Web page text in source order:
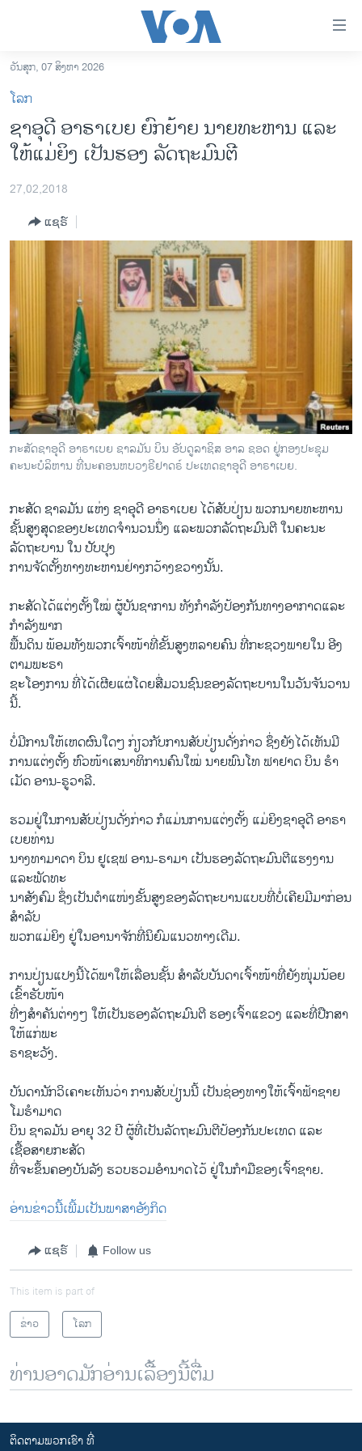
ເຂົ້າ
ຫາ
ຂ້າມ
ຂ້າມ
ຫາ
ອາເມຣິກາ
ຂ່າວ​ຈີນ
ໂລກ
ເອເຊຍ
ອິດສະຫຼະພາບດ້ານການຂ່າວ
ຊີວິດຊາວລາວ
ຊຸມຊົນຊາວລາວ
ວິທະຍາສາດ-ເທັກໂນໂລຈີ
ທຸລະກິດ
ພາສາອັງກິດ
ວີດີໂອ
ລາຍການກະຈາຍສຽງ
ລາຍງານ
ຕິດຕາມພວກເຮົາ ທີ່
ພາສາຕ່າງໆ
ວັນສຸກ, 07 ສິງຫາ 2026
ໂລກ
ຊາອຸດີ ອາຣາເບຍ ຍົກຍ້າຍ ນາຍທະຫານ ແລະ
ໃຫ້ແມ່ຍິງ ເປັນຮອງ ລັດຖະມົນຕີ
27,02,2018
ແຊຣ໌
ກະສັດຊາອຸດີ ອາຣາເບຍ ຊາລມັນ ບິນ ອັບດູລາຊິສ ອາລ ຊອດ ຢູ່ກອງປະຊຸມ
ຄະນະບໍລິຫານ ທີ່ນະຄອນຫບວງຣີຢາດຣ໌ ປະເທດຊາອຸດີ ອາຣາເບຍ.
ກະສັດ​ ຊາລມັນ ແຫ່ງ ຊາ​ອຸ​ດີ ອາ​ຣາ​ເບຍ ​ໄດ້​ສັບ​ປ່ຽນ ​ພວກ​ນາຍ​ທະຫານ
ຊັ້ນ​ສູງ​ສຸດ​ຂອງປະເທດຈຳນວນ​ນຶ່ງ ແລະ​ພວກ​ລັດຖະມົນ​ຕີ ໃນຄະນະ​
ລັດຖະບານ ​ໃນ​ ປັບປຸງ
ການຈັດຕັ້ງທາງທະຫານຢ່າງ​ກວ້າງຂວາງນັ້ນ.
ກະສັດ​ໄດ້​ແຕ່ງຕັ້ງໃໝ່ ຜູ້ບັນຊາການ ທັງກຳລັງ​ປ້ອງ​ກັນ​ທາງ​ອາກາດແລະ
ກຳລັງພາກ​
ພື້ນ​ດິນ ພ້ອມ​ທັງ​ພວກ​ເຈົ້າ​ໜ້າ​ທີ່​ຂັ້ນ​ສູງ​ຫລາຍ​ຄົນ ທີ່ກະຊວງ​ພາຍໃນ ອີງ​
ຕາມ​ພະຣາ
ຊະໂອງການ ທີ່ໄດ້​ເຜີຍ​ແຜ່​ໂດຍ​ສື່​ມວນ​ຊົນ​ຂອງລັດຖະບານໃນ​ວັນ​ຈັນ​ວານ​
ນີ້.
ບໍ່​ມີ​ການໃຫ້ເຫດຜົນໃດໆ ​ກ່ຽວກັບການ​ສັບ​ປ່ຽນດັ່ງກ່າວ ຊຶ່ງ​ຍັງ​ໄດ້​ເຫັນມີ​
ການ​ແຕ່ງ​ຕັ້ງ ​ຫົວໜ້າເສນາທິການ​ຄົນ​ໃໝ່ ນາຍ​ພົນ​ໂທ ຟາ​ຢາດ ບິນ ຮໍາ
ເມັດ ອານ-ຣູວາລີ.
ຮວມຢູ່ໃນ​ການ​ສັບ​ປ່ຽນ​ດັ່ງກ່າວ ກໍແມ່ນ​ການ​ແຕ່ງ​ຕັ້ງ ​ແມ່ຍິງ​ຊາອຸດີ ອາຣາ
ເບຍທ່ານ
ນາງທາ​ມາດາ ບິນ​ ຢູ​ເຊ​ຟ ອານ-ຣາມາ​ ​ເປັນ​ຮອງ​ລັດຖະມົນຕີ​ແຮງ​ງານ ​
ແລະ​ພັດທະ
ນາ​ສັງ​ຄົມ ຊຶ່ງເປັນ​ຕຳແໜ່ງຂັ້ນສູງ​ຂອງ​ລັດຖະບານແບບ​ທີ່​ບໍ່ເຄີຍ​ມີ​ມາ​ກ່ອນ​
ສຳລັບ
ພວກ​ແມ່ຍິງ ຢູ່​ໃນ​ອານາຈັກ​ທີ່​ນິຍົມແນວທາງ​ເດີມ.
ການ​ປ່ຽນ​ແປງນີ້​ໄດ້​ພາໃຫ້ເລື່ອນຊັ້ນ ​ສຳລັບບັນດາ​ເຈົ້າ​ໜ້າທີ່ຍັງ​ໜຸ່ມ​ນ້ອຍ
ເຂົ້າຮັບໜ້າ​
ທີ່ໆ​ສຳຄັນຕ່າງໆ ໃຫ້ເປັນ​ຮ​ອງລັດຖະມົນຕີ ຮອງເຈົ້າ​ແຂວງ​ ​ແລະ​ທີ່​ປືກສາ​
ໃຫ້ແກ່​ພະ​
ຣາ​ຊະ​ວັງ.
ບັນດາ​ນັກວິ​ເຄາະ​ເຫັນ​ວ່າ ການ​ສັບ​ປ່ຽນນີ້ ​ເປັນ​ຊ່ອງທາງໃຫ້​ເຈົ້າຟ້າ​ຊາຍ ​
ໂມຮຳ​ມາດ
ບິນ ຊາລມັນ ອາຍຸ 32 ປີ ຜູ້​ທີ່​ເປັນ​ລັດຖະມົນຕີ​ປ້ອງ​ກັນ​ປະ​ເທດ ​ແລະ​
ເຊື້ອສາຍກະ​ສັດ
​ທີ່​ຈະ​ຂຶ້ນ​ຄອງ​ບັນລັງ ​ຮວບຮວມອຳນາດ​ໄວ້ ຢູ່ໃນກຳມືຂອງ​ເຈົ້າຊາຍ.
ອ່ານຂ່າວນີ້ເພີ້ມເປັນພາສາອັງກິດ
ແຊຣ໌ Follow us
This item is part of
ຂ່າວ
ໂລກ
ທ່ານອາດມັກອ່ານເລື້ອງນີ້ຕື່ມ
ຕິດຕາມພວກເຮົາ ທີ່